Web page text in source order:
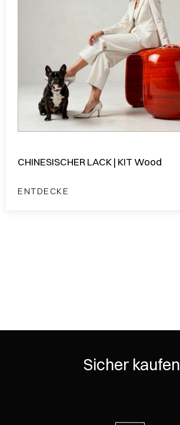
CHINESISCHER LACK | KIT Wood
ENTDECKE
Sicher kaufen